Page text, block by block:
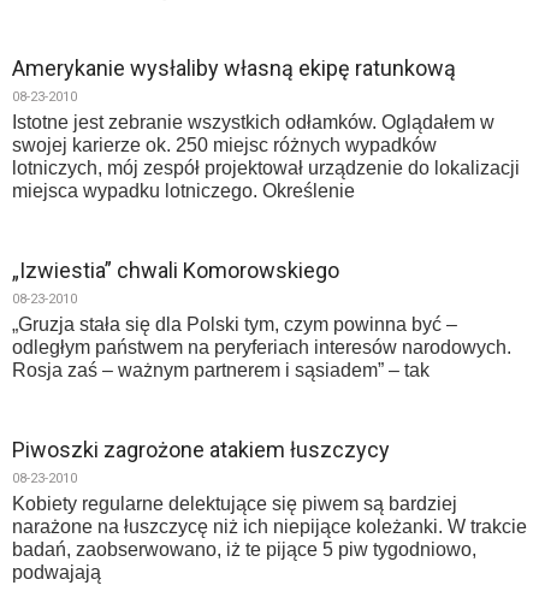
Amerykanie wysłaliby własną ekipę ratunkową
08-23-2010
Istotne jest zebranie wszystkich odłamków. Oglądałem w
swojej karierze ok. 250 miejsc różnych wypadków
lotniczych, mój zespół projektował urządzenie do lokalizacji
miejsca wypadku lotniczego. Określenie
„Izwiestia” chwali Komorowskiego
08-23-2010
„Gruzja stała się dla Polski tym, czym powinna być –
odległym państwem na peryferiach interesów narodowych.
Rosja zaś – ważnym partnerem i sąsiadem” – tak
Piwoszki zagrożone atakiem łuszczycy
08-23-2010
Kobiety regularne delektujące się piwem są bardziej
narażone na łuszczycę niż ich niepijące koleżanki. W trakcie
badań, zaobserwowano, iż te pijące 5 piw tygodniowo,
podwajają